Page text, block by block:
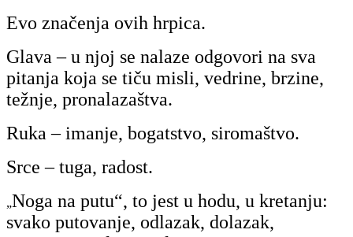
Evo značenja ovih hrpica.
Glava – u njoj se nalaze odgovori na sva
pitanja koja se tiču misli, vedrine, brzine,
težnje, pronalazaštva.
Ruka – imanje, bogatstvo, siromaštvo.
Srce – tuga, radost.
„Noga na putu“, to jest u hodu, u kretanju:
svako putovanje, odlazak, dolazak,